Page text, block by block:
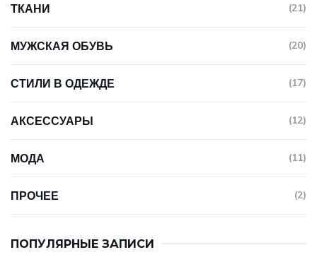
ТКАНИ (21)
МУЖСКАЯ ОБУВЬ (20)
СТИЛИ В ОДЕЖДЕ (17)
АКСЕССУАРЫ (12)
МОДА (11)
ПРОЧЕЕ (2)
ПОПУЛЯРНЫЕ ЗАПИСИ